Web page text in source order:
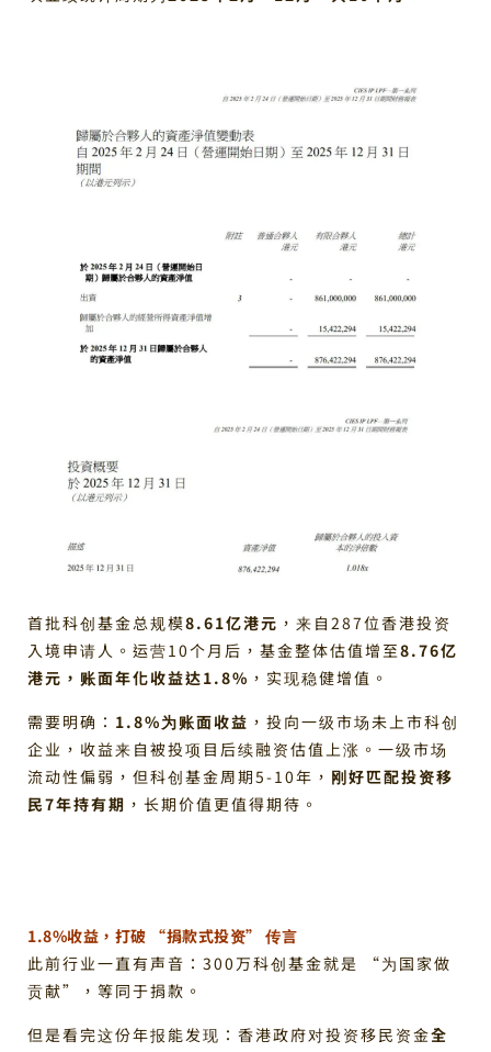
首批科创基金总规模8.61亿港元 ，来自287位香港投资
入境申请人。运营10个月后，基金整体估值增至8.76亿
港元，账面年化收益达1.8% ，实现稳健增值。
需要明确： 1.8%为账面收益 ，投向一级市场未上市科创
企业，收益来自被投项目后续融资估值上涨。一级市场
流动性偏弱，但科创基金周期5-10年， 刚好匹配投资移
民7年持有期 ，长期价值更值得期待。
1.8%收益，打破 “捐款式投资” 传言
此前行业一直有声音：300万科创基金就是 “为国家做
贡献”，等同于捐款。
但是看完这份年报能发现：香港政府对投资移民资金全